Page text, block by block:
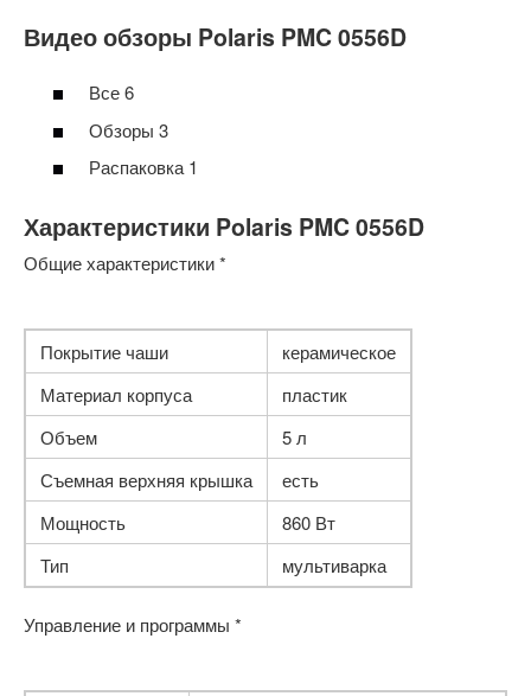
Видео обзоры Polaris PMC 0556D
Все 6
Обзоры 3
Распаковка 1
Характеристики Polaris PMC 0556D
Общие характеристики *
Покрытие чаши
керамическое
Материал корпуса
пластик
Объем
5 л
Съемная верхняя крышка
есть
Мощность
860 Вт
Тип
мультиварка
Управление и программы *